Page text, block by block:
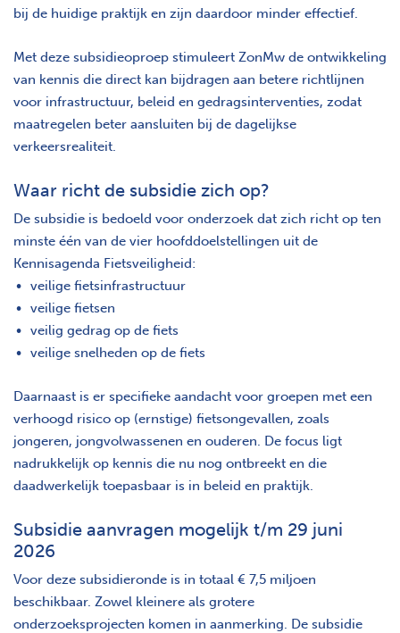
bij de huidige praktijk en zijn daardoor minder effectief.
Met deze subsidieoproep stimuleert ZonMw de ontwikkeling
van kennis die direct kan bijdragen aan betere richtlijnen
voor infrastructuur, beleid en gedragsinterventies, zodat
maatregelen beter aansluiten bij de dagelijkse
verkeersrealiteit.
Waar richt de subsidie zich op?
De subsidie is bedoeld voor onderzoek dat zich richt op ten
minste één van de vier hoofddoelstellingen uit de
Kennisagenda Fietsveiligheid:
veilige fietsinfrastructuur
veilige fietsen
veilig gedrag op de fiets
veilige snelheden op de fiets
Daarnaast is er specifieke aandacht voor groepen met een
verhoogd risico op (ernstige) fietsongevallen, zoals
jongeren, jongvolwassenen en ouderen. De focus ligt
nadrukkelijk op kennis die nu nog ontbreekt en die
daadwerkelijk toepasbaar is in beleid en praktijk.
Subsidie aanvragen mogelijk t/m 29 juni
2026
Voor deze subsidieronde is in totaal € 7,5 miljoen
beschikbaar. Zowel kleinere als grotere
onderzoeksprojecten komen in aanmerking. De subsidie